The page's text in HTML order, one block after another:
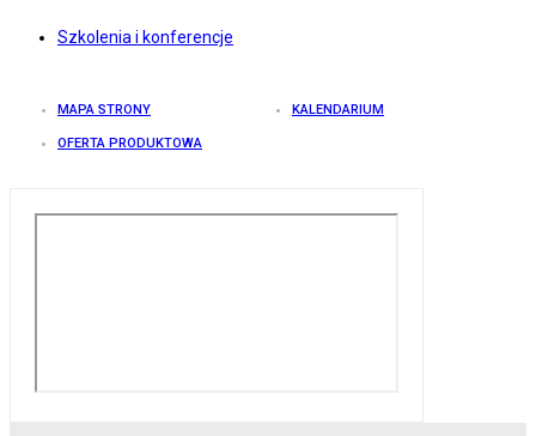
Szkolenia i konferencje
MAPA STRONY KALENDARIUM
OFERTA PRODUKTOWA